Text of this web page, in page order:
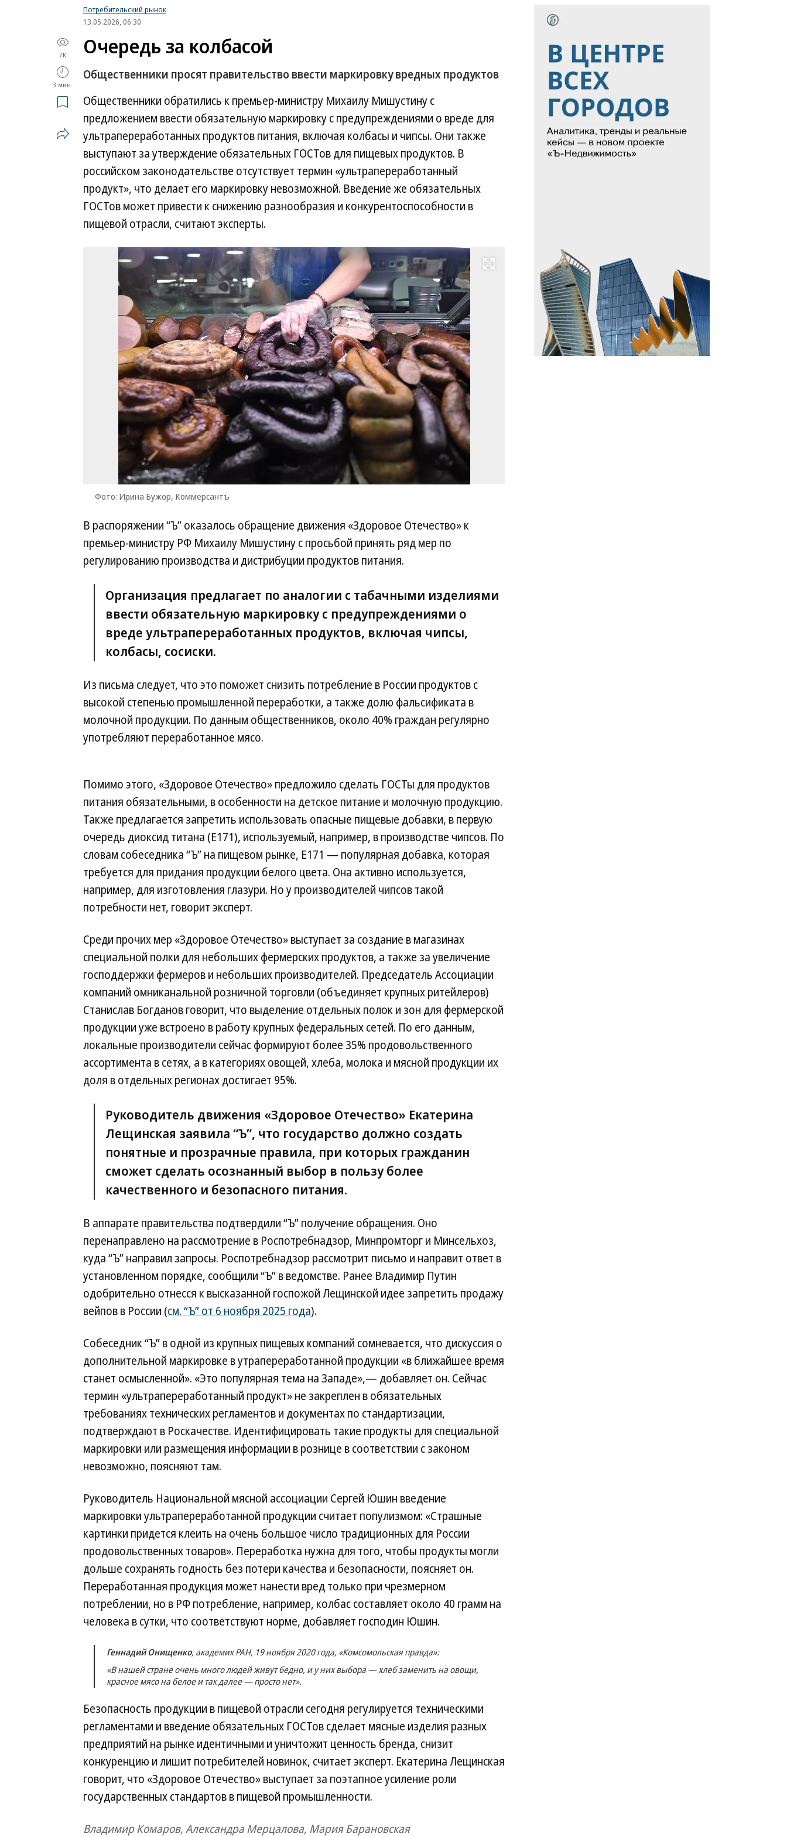
Потребительский рынок
13.05.2026, 06:30
7K
3 мин.
Очередь за колбасой
Общественники просят правительство ввести маркировку вредных продуктов
Общественники обратились к премьер-министру Михаилу Мишустину с
предложением ввести обязательную маркировку с предупреждениями о вреде для
ультрапереработанных продуктов питания, включая колбасы и чипсы. Они также
выступают за утверждение обязательных ГОСТов для пищевых продуктов. В
российском законодательстве отсутствует термин «ультрапереработанный
продукт», что делает его маркировку невозможной. Введение же обязательных
ГОСТов может привести к снижению разнообразия и конкурентоспособности в
пищевой отрасли, считают эксперты.
Развернуть на весь экран
Фото: Ирина Бужор, Коммерсантъ
Коммерсантъ
В распоряжении “Ъ” оказалось обращение движения «Здоровое Отечество» к
премьер-министру РФ Михаилу Мишустину с просьбой принять ряд мер по
регулированию производства и дистрибуции продуктов питания.
Организация предлагает по аналогии с табачными изделиями
ввести обязательную маркировку с предупреждениями о
вреде ультрапереработанных продуктов, включая чипсы,
колбасы, сосиски.
Из письма следует, что это поможет снизить потребление в России продуктов с
высокой степенью промышленной переработки, а также долю фальсификата в
молочной продукции. По данным общественников, около 40% граждан регулярно
употребляют переработанное мясо.
Помимо этого, «Здоровое Отечество» предложило сделать ГОСТы для продуктов
питания обязательными, в особенности на детское питание и молочную продукцию.
Также предлагается запретить использовать опасные пищевые добавки, в первую
очередь диоксид титана (E171), используемый, например, в производстве чипсов. По
словам собеседника “Ъ” на пищевом рынке, Е171 — популярная добавка, которая
требуется для придания продукции белого цвета. Она активно используется,
например, для изготовления глазури. Но у производителей чипсов такой
потребности нет, говорит эксперт.
Среди прочих мер «Здоровое Отечество» выступает за создание в магазинах
специальной полки для небольших фермерских продуктов, а также за увеличение
господдержки фермеров и небольших производителей. Председатель Ассоциации
компаний омниканальной розничной торговли (объединяет крупных ритейлеров)
Станислав Богданов говорит, что выделение отдельных полок и зон для фермерской
продукции уже встроено в работу крупных федеральных сетей. По его данным,
локальные производители сейчас формируют более 35% продовольственного
ассортимента в сетях, а в категориях овощей, хлеба, молока и мясной продукции их
доля в отдельных регионах достигает 95%.
Руководитель движения «Здоровое Отечество» Екатерина
Лещинская заявила “Ъ”, что государство должно создать
понятные и прозрачные правила, при которых гражданин
сможет сделать осознанный выбор в пользу более
качественного и безопасного питания.
В аппарате правительства подтвердили “Ъ” получение обращения. Оно
перенаправлено на рассмотрение в Роспотребнадзор, Минпромторг и Минсельхоз,
куда “Ъ” направил запросы. Роспотребнадзор рассмотрит письмо и направит ответ в
установленном порядке, сообщили “Ъ” в ведомстве. Ранее Владимир Путин
одобрительно отнесся к высказанной госпожой Лещинской идее запретить продажу
вейпов в России (см. “Ъ” от 6 ноября 2025 года).
Собеседник “Ъ” в одной из крупных пищевых компаний сомневается, что дискуссия о
дополнительной маркировке в утрапереработанной продукции «в ближайшее время
станет осмысленной». «Это популярная тема на Западе»,— добавляет он. Сейчас
термин «ультрапереработанный продукт» не закреплен в обязательных
требованиях технических регламентов и документах по стандартизации,
подтверждают в Роскачестве. Идентифицировать такие продукты для специальной
маркировки или размещения информации в рознице в соответствии с законом
невозможно, поясняют там.
Руководитель Национальной мясной ассоциации Сергей Юшин введение
маркировки ультрапереработанной продукции считает популизмом: «Страшные
картинки придется клеить на очень большое число традиционных для России
продовольственных товаров». Переработка нужна для того, чтобы продукты могли
дольше сохранять годность без потери качества и безопасности, поясняет он.
Переработанная продукция может нанести вред только при чрезмерном
потреблении, но в РФ потребление, например, колбас составляет около 40 грамм на
человека в сутки, что соответствуют норме, добавляет господин Юшин.
Геннадий Онищенко, академик РАН, 19 ноября 2020 года, «Комсомольская правда»:
«В нашей стране очень много людей живут бедно, и у них выбора — хлеб заменить на овощи,
красное мясо на белое и так далее — просто нет».
Безопасность продукции в пищевой отрасли сегодня регулируется техническими
регламентами и введение обязательных ГОСТов сделает мясные изделия разных
предприятий на рынке идентичными и уничтожит ценность бренда, снизит
конкуренцию и лишит потребителей новинок, считает эксперт. Екатерина Лещинская
говорит, что «Здоровое Отечество» выступает за поэтапное усиление роли
государственных стандартов в пищевой промышленности.
Владимир Комаров, Александра Мерцалова, Мария Барановская